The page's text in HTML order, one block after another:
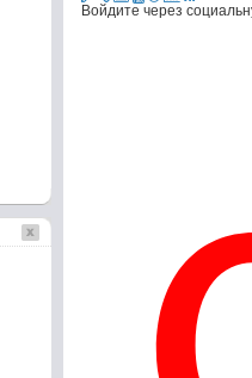
Войдите через